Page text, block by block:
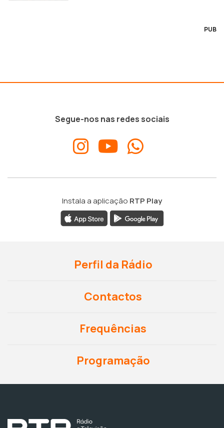
PUB
Segue-nos nas redes sociais
Instala a aplicação RTP Play
Perfil da Rádio
Contactos
Frequências
Programação